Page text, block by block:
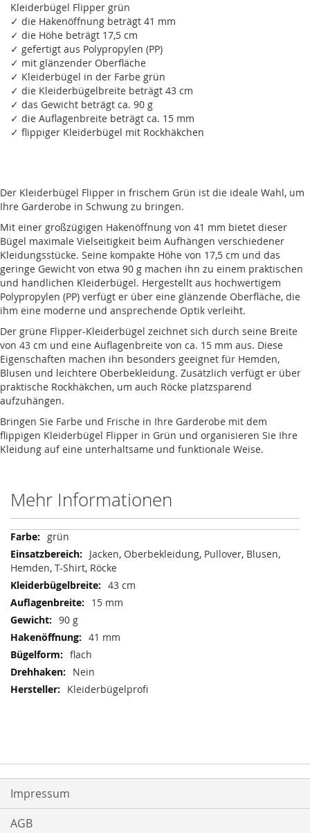
Kleiderbügel Flipper grün
✓ die Hakenöffnung beträgt 41 mm
✓ die Höhe beträgt 17,5 cm
✓ gefertigt aus Polypropylen (PP)
✓ mit glänzender Oberfläche
✓ Kleiderbügel in der Farbe grün
✓ die Kleiderbügelbreite beträgt 43 cm
✓ das Gewicht beträgt ca. 90 g
✓ die Auflagenbreite beträgt ca. 15 mm
✓ flippiger Kleiderbügel mit Rockhäkchen
Der Kleiderbügel Flipper in frischem Grün ist die ideale Wahl, um
Ihre Garderobe in Schwung zu bringen.
Mit einer großzügigen Hakenöffnung von 41 mm bietet dieser
Bügel maximale Vielseitigkeit beim Aufhängen verschiedener
Kleidungsstücke. Seine kompakte Höhe von 17,5 cm und das
geringe Gewicht von etwa 90 g machen ihn zu einem praktischen
und handlichen Kleiderbügel. Hergestellt aus hochwertigem
Polypropylen (PP) verfügt er über eine glänzende Oberfläche, die
ihm eine moderne und ansprechende Optik verleiht.
Der grüne Flipper-Kleiderbügel zeichnet sich durch seine Breite
von 43 cm und eine Auflagenbreite von ca. 15 mm aus. Diese
Eigenschaften machen ihn besonders geeignet für Hemden,
Blusen und leichtere Oberbekleidung. Zusätzlich verfügt er über
praktische Rockhäkchen, um auch Röcke platzsparend
aufzuhängen.
Bringen Sie Farbe und Frische in Ihre Garderobe mit dem
flippigen Kleiderbügel Flipper in Grün und organisieren Sie Ihre
Kleidung auf eine unterhaltsame und funktionale Weise.
Mehr Informationen
Mehr
Informationen
grün
Jacken, Oberbekleidung, Pullover, Blusen,
Hemden, T-Shirt, Röcke
43 cm
15 mm
90 g
41 mm
flach
Nein
Kleiderbügelprofi
Impressum
AGB